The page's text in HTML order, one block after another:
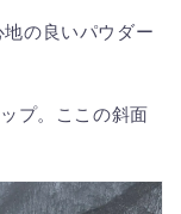
の良いパウダー
プ。ここの斜面